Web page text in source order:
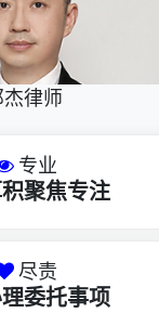
杰律师
专业
聚焦专注
尽责
委托事项